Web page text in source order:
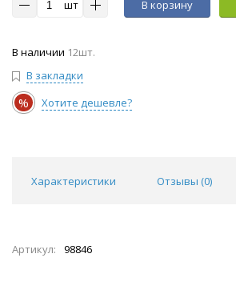
шт В корзину
В наличии 12шт.
В закладки
% Хотите дешевле?
Характеристики Отзывы (0)
Артикул: 98846